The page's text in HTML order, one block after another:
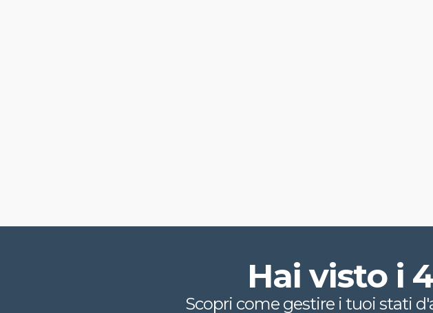
Hai visto i
Scopri come gestire i tuoi stati